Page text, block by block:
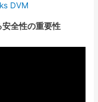
DVM
全性の重要性